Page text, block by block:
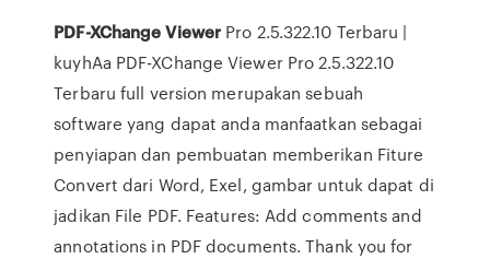
PDF-XChange Viewer Pro 2.5.322.10 Terbaru |
kuyhAa PDF-XChange Viewer Pro 2.5.322.10
Terbaru full version merupakan sebuah
software yang dapat anda manfaatkan sebagai
penyiapan dan pembuatan memberikan Fiture
Convert dari Word, Exel, gambar untuk dapat di
jadikan File PDF. Features: Add comments and
annotations in PDF documents. Thank you for